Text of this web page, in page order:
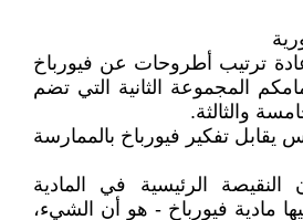
ترتيب أطروحات عن فيورباخ
المجموعة الثانية التي تضم
والثالثة.
يقابل تفكير فيورباخ بالممارسة
النقيصة الرئيسية في المادية
مادية فيورباخ - هو أن الشيء،